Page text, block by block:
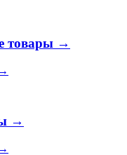
товары →
→